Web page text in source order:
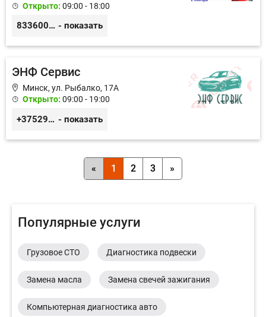
Открыто: 09:00 - 18:00
8336002347 - показать
ЭНФ Сервис
Минск, ул. Рыбалко, 17А
Открыто: 09:00 - 19:00
+375292512600 - показать
« 1 2 3 »
Популярные услуги
Грузовое СТО Диагностика подвески
Замена масла Замена свечей зажигания
Компьютерная диагностика авто